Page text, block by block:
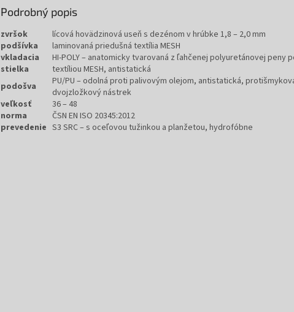
Podrobný popis
zvršok
lícová hovädzinová useň s dezénom v hrúbke 1,8 – 2,0 mm
podšívka
laminovaná priedušná textília MESH
vkladacia
stielka
HI-POLY – anatomicky tvarovaná z ľahčenej polyuretánovej peny
textíliou MESH, antistatická
podošva
PU/PU – odolná proti palivovým olejom, antistatická,
dvojzložkový nástrek
veľkosť
36 – 48
norma
ČSN EN ISO 20345:2012
prevedenie S3 SRC – s oceľovou tužinkou a planžetou, hydrofóbne